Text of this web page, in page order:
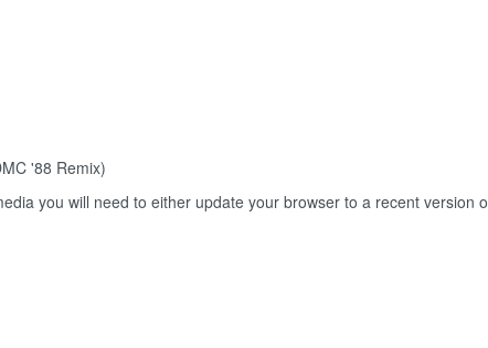
'88 Remix)
you will need to either update your browser to a recent version